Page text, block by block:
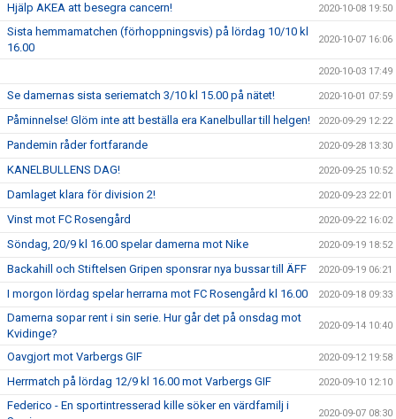
Hjälp AKEA att besegra cancern! 2020-10-08 19:50
Sista hemmamatchen (förhoppningsvis) på lördag 10/10 kl
16.00
2020-10-07 16:06
2020-10-03 17:49
Se damernas sista seriematch 3/10 kl 15.00 på nätet! 2020-10-01 07:59
Påminnelse! Glöm inte att beställa era Kanelbullar till helgen! 2020-09-29 12:22
Pandemin råder fortfarande 2020-09-28 13:30
KANELBULLENS DAG! 2020-09-25 10:52
Damlaget klara för division 2! 2020-09-23 22:01
Vinst mot FC Rosengård 2020-09-22 16:02
Söndag, 20/9 kl 16.00 spelar damerna mot Nike 2020-09-19 18:52
Backahill och Stiftelsen Gripen sponsrar nya bussar till ÄFF 2020-09-19 06:21
I morgon lördag spelar herrarna mot FC Rosengård kl 16.00 2020-09-18 09:33
Damerna sopar rent i sin serie. Hur går det på onsdag mot
Kvidinge?
2020-09-14 10:40
Oavgjort mot Varbergs GIF 2020-09-12 19:58
Herrmatch på lördag 12/9 kl 16.00 mot Varbergs GIF 2020-09-10 12:10
Federico - En sportintresserad kille söker en värdfamilj i
2020-09-07 08:30